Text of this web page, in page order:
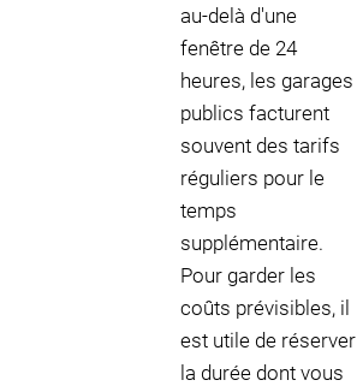
au-delà d'une
fenêtre de 24
heures, les garages
publics facturent
souvent des tarifs
réguliers pour le
temps
supplémentaire.
Pour garder les
coûts prévisibles, il
est utile de réserver
la durée dont vous